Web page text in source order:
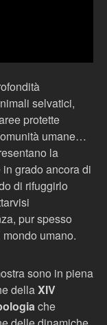
selvatici,
protette
umane…
la
grado ancora di
di rifuggirlo
pur spesso
umano.
sono in piena
dellaXIV
che